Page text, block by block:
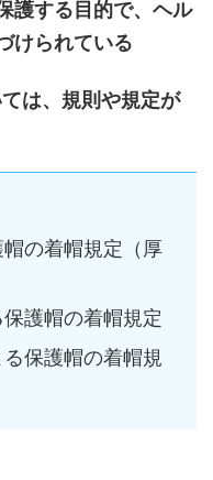
護する目的で、ヘル
けられている
は、規則や規定が
の着帽規定（厚
護帽の着帽規定
保護帽の着帽規